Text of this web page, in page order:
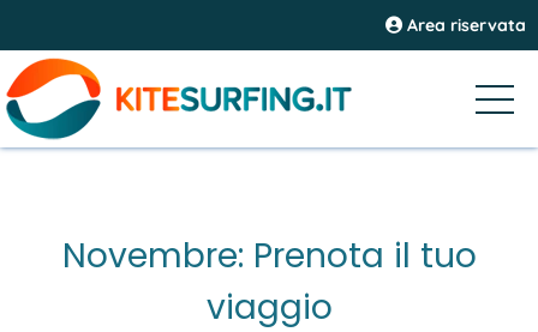
Area riservata
Novembre: Prenota il tuo
viaggio